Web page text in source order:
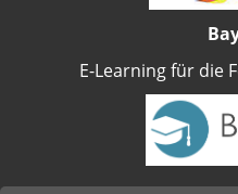
E-Learning für die